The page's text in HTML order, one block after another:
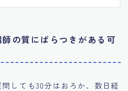
の質にばらつきがある可
しても30分はおろか、数日経